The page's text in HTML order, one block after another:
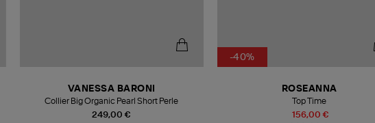
249,00 €
VANESSA BARONI
Collier Big Organic Pearl Short Perle
-40%
156,00 €
ROSEANNA
Top Time